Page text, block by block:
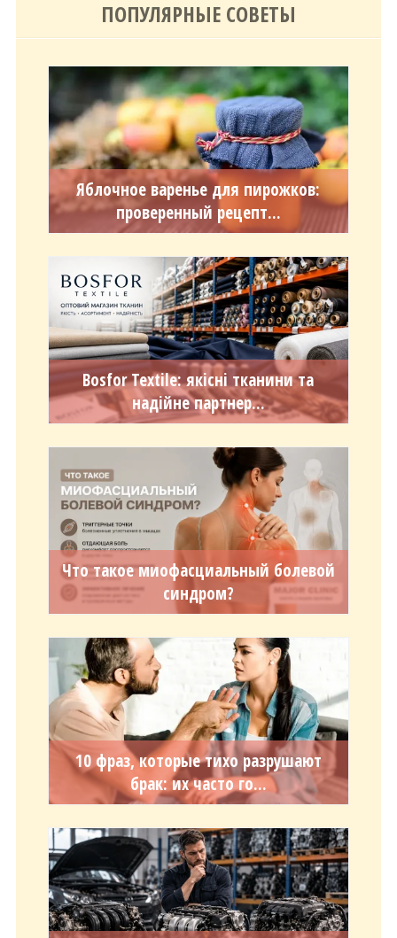
ПОПУЛЯРНЫЕ СОВЕТЫ
Яблочное варенье для пирожков:
проверенный рецепт...
Bosfor Textile: якісні тканини та
надійне партнер...
Что такое миофасциальный болевой
синдром?
10 фраз, которые тихо разрушают
брак: их часто го...